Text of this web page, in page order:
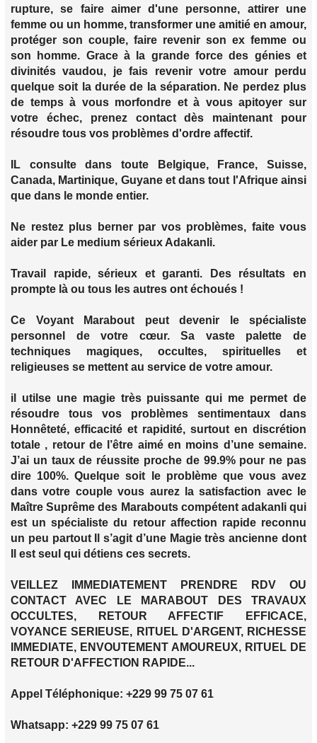
rupture, se faire aimer d'une personne, attirer une
femme ou un homme, transformer une amitié en amour,
protéger son couple, faire revenir son ex femme ou
son homme. Grace à la grande force des génies et
divinités vaudou, je fais revenir votre amour perdu
quelque soit la durée de la séparation. Ne perdez plus
de temps à vous morfondre et à vous apitoyer sur
votre échec, prenez contact dès maintenant pour
résoudre tous vos problèmes d'ordre affectif.
IL consulte dans toute Belgique, France, Suisse,
Canada, Martinique, Guyane et dans tout l'Afrique ainsi
que dans le monde entier.
Ne restez plus berner par vos problèmes, faite vous
aider par Le medium sérieux Adakanli.
Travail rapide, sérieux et garanti. Des résultats en
prompte là ou tous les autres ont échoués !
Ce Voyant Marabout peut devenir le spécialiste
personnel de votre cœur. Sa vaste palette de
techniques magiques, occultes, spirituelles et
religieuses se mettent au service de votre amour.
il utilse une magie très puissante qui me permet de
résoudre tous vos problèmes sentimentaux dans
Honnêteté, efficacité et rapidité, surtout en discrétion
totale , retour de l’être aimé en moins d’une semaine.
J’ai un taux de réussite proche de 99.9% pour ne pas
dire 100%. Quelque soit le problème que vous avez
dans votre couple vous aurez la satisfaction avec le
Maître Suprême des Marabouts compétent adakanli qui
est un spécialiste du retour affection rapide reconnu
un peu partout Il s’agit d’une Magie très ancienne dont
Il est seul qui détiens ces secrets.
VEILLEZ IMMEDIATEMENT PRENDRE RDV OU
CONTACT AVEC LE MARABOUT DES TRAVAUX
OCCULTES, RETOUR AFFECTIF EFFICACE,
VOYANCE SERIEUSE, RITUEL D'ARGENT, RICHESSE
IMMEDIATE, ENVOUTEMENT AMOUREUX, RITUEL DE
RETOUR D'AFFECTION RAPIDE...
Appel Téléphonique: +229 99 75 07 61
Whatsapp: +229 99 75 07 61